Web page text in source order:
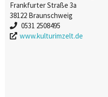
Frankfurter Straße 3a
38122 Braunschweig
0531 2508495
www.kulturimzelt.de